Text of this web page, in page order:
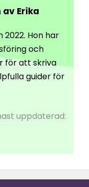
Erika
2022. Hon har
och
för att skriva
guider för
uppdaterad: